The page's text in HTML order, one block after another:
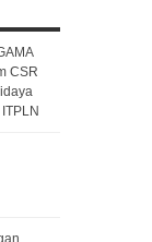
CSR